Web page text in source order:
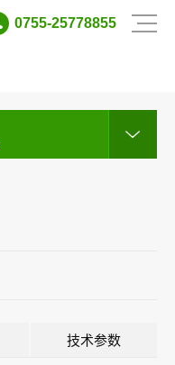
0755-25778855
技术参数